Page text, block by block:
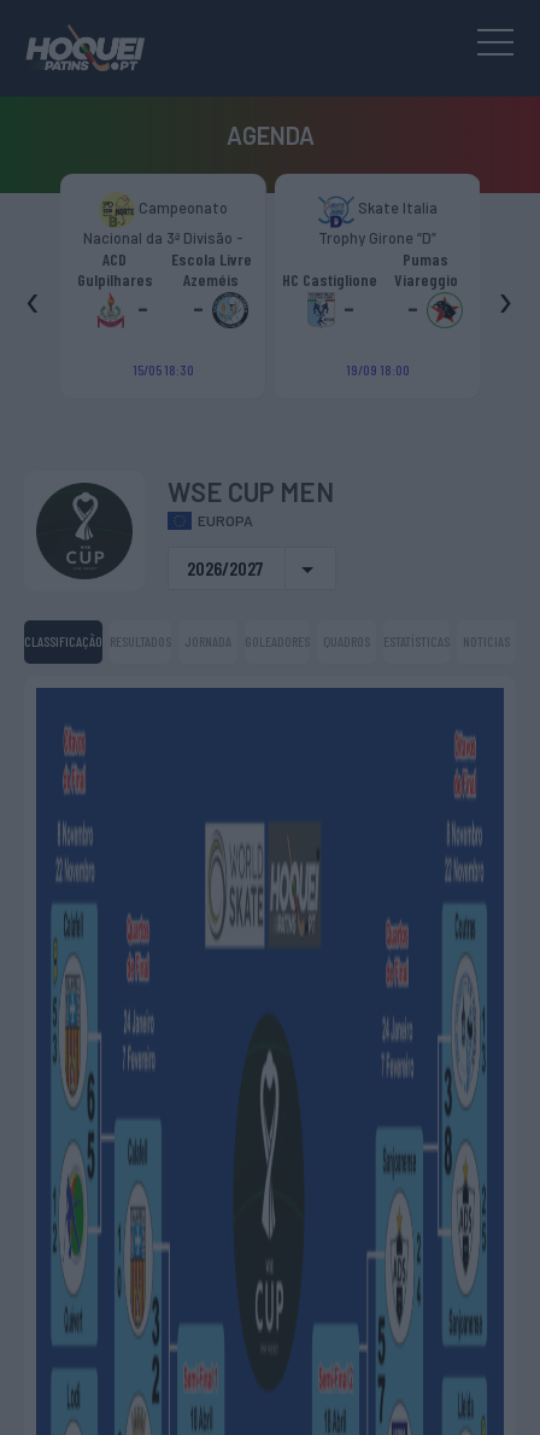
AGENDA
Campeonato
Nacional da 3ª Divisão -
Zona Norte “B”
ACD
Gulpilhares
-
Escola Livre
Azeméis
-
15/05 18:30
Skate Italia
Trophy Girone “D”
HC Castiglione
-
Pumas
Viareggio
-
19/09 18:00
HRC
‹ ›
WSE CUP MEN
EUROPA
2026/2027
CLASSIFICAÇÃO RESULTADOS JORNADA GOLEADORES QUADROS ESTATÍSTICAS NOTICIAS